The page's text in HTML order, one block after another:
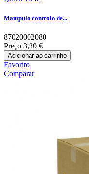
Manípulo controlo de...
87020002080
Preço 3,80 €
Adicionar ao carrinho
Favorito
Comparar